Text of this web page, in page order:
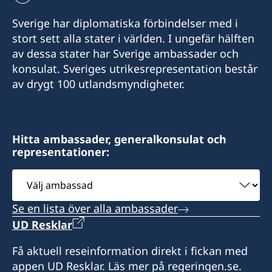
Honorärkonsul
YOO, Chang Jong
Honorärkonsul
LEE, Youkyeong
Daejeon
Honorärkonsul
SUN, Kyung-hoon
50, Dongmun-Daero, Buk-gu,
Gwangju,
Honorärkonsul
Tel.: +82-2-22227120
SONO International
Vivaldi Park
1290-14 Palbong-ri, Seo-myeon
Hongcheon-gun
Honorärkonsul
SEO, Kyungsun
consulateofsweden.incheon@gmail.com
Tel.: +82-2-7760015
401,11 Gwangjang-ro 4beon-gil
Bupyeong-gu
Incheon
LEE, Sang-Kyun
Sverige har diplomatiska förbindelser med i
stort sett alla stater i världen. I ungefär hälften
av dessa stater har Sverige ambassader och
konsulat. Sveriges utrikesrepresentation består
av drygt 100 utlandsmyndigheter.
Hitta ambassader, generalkonsulat och
representationer:
Välj
ambassad
Se en lista över alla ambassader
UD Resklar
Få aktuell reseinformation direkt i fickan med
appen UD Resklar. Läs mer på regeringen.se.